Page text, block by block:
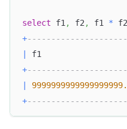
select f1 , f2 , f1 * f2
+
+
+